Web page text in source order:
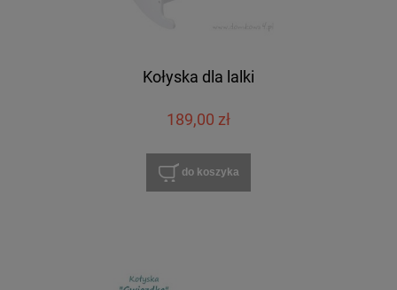
Kołyska dla lalki
189,00 zł
do koszyka